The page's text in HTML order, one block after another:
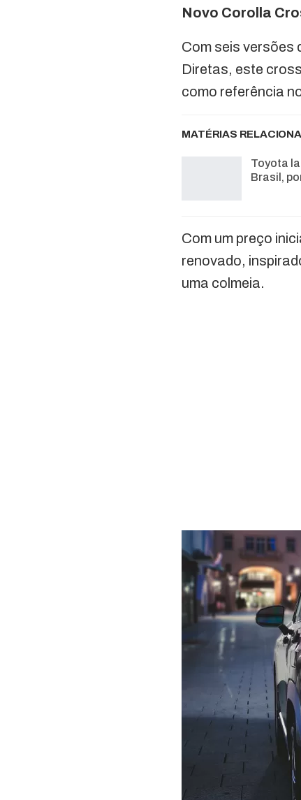
Novo Corolla
Com seis versões
Diretas, este
como referência
MATÉRIAS
Toyota
Brasil,
Com um preço
renovado,
uma colmeia.